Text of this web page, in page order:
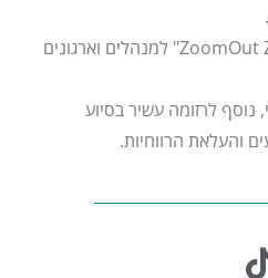
מפתחת מתודולוגיית "ZoomOut ZoomIn" למנהלים וארגונים
נוסף לרזומה עשיר בסיוע
והעלאת הרווחיות.